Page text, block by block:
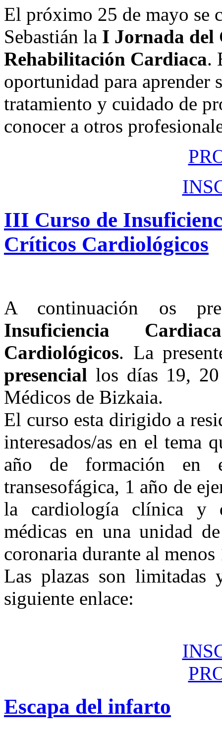
El próximo 25 de mayo se
Sebastián la I Jornada del
Rehabilitación Cardiaca.
oportunidad para aprender
tratamiento y cuidado de
conocer a otros
III Curso de
Críticos Cardiológicos
A continuación os
Insuficiencia
Cardiológicos. La
presencial los días 19,
Médicos de Bizkaia.
El curso esta dirigido a
interesados/as en el tema
año de formación en
transesofágica, 1 año de
la cardiología clínica y
médicas en una unidad
coronaria durante al menos
Las plazas son
siguiente enlace:
Escapa del infarto